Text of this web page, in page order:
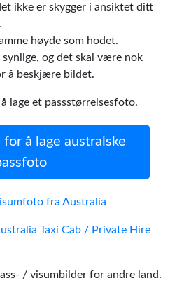
ikke er skygger i ansiktet ditt
høyde som hodet.
og det skal være nok
å beskjære bildet.
lage et passstørrelsesfoto.
for å lage australske
fra Australia
Taxi Cab / Private Hire
/ visumbilder for andre land.